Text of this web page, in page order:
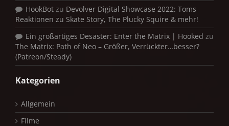
HookBot zu Devolver Digital Showcase 2022: Toms
Reaktionen zu Skate Story, The Plucky Squire & mehr!
Ein großartiges Desaster: Enter the Matrix | Hooked zu
The Matrix: Path of Neo – Größer, Verrückter…besser?
(Patreon/Steady)
Kategorien
Allgemein
Filme